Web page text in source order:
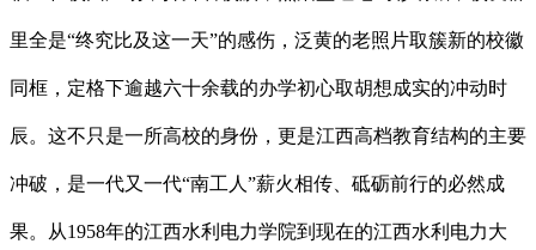
里全是“终究比及这一天”的感伤，泛黄的老照片取簇新的校徽
同框，定格下逾越六十余载的办学初心取胡想成实的冲动时
辰。这不只是一所高校的身份，更是江西高档教育结构的主要
冲破，是一代又一代“南工人”薪火相传、砥砺前行的必然成
果。从1958年的江西水利电力学院到现在的江西水利电力大